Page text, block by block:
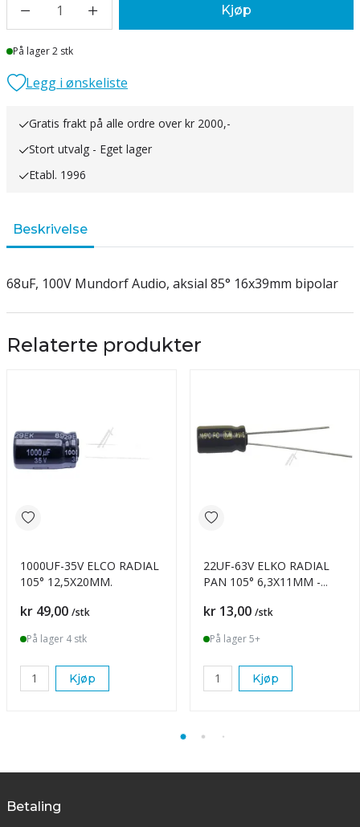
1 Kjøp
Lager
På lager 2 stk
Legg i ønskeliste
Gratis frakt på alle ordre over kr 2000,-
Stort utvalg - Eget lager
Etabl. 1996
Beskrivelse
68uF, 100V Mundorf Audio, aksial 85° 16x39mm bipolar
Relaterte produkter
1000UF-35V ELCO RADIAL
105° 12,5X20MM.
Pris
kr 49,00 /stk
På lager 4 stk
Kjøp
22UF-63V ELKO RADIAL
PAN 105° 6,3X11MM -
Pris
kr 13,00 /stk
På lager 5+
Kjøp
Betaling